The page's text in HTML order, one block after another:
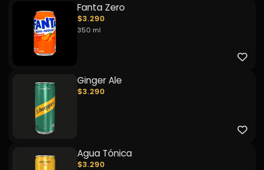
Fanta Zero
$3.290
350 ml
Ginger Ale
$3.290
Agua Tónica
$3.290